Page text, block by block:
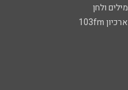
מילים ולחן
ארכיון 103fm